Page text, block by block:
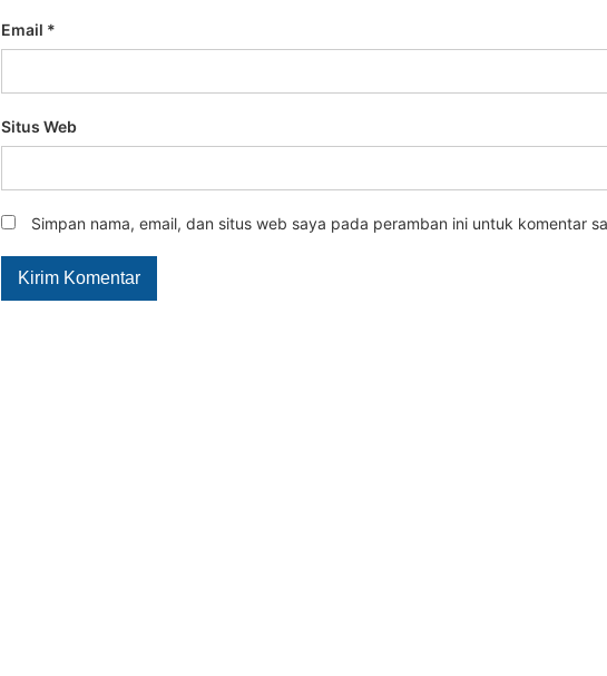
Email *
Situs Web
Simpan nama, email, dan situs web saya pada peramban ini untuk komentar